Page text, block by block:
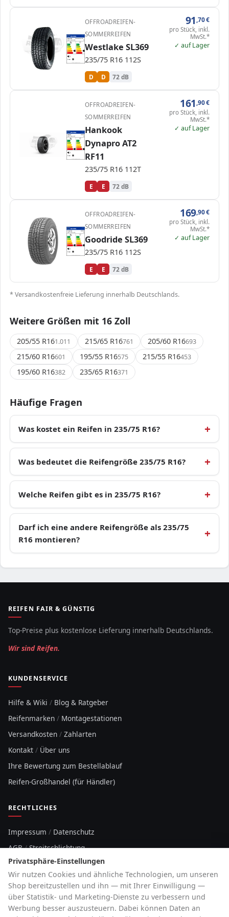
ENERG 1000000
Westlake 03010440101G357…
235/75 R16 112S C1
A
B
C
D
D
E
A
B
C
D
D
E
72 dB
OFFROADREIFEN-
SOMMERREIFEN
Westlake SL369
235/75 R16 112S
D D 72 dB
91,70€
pro Stück, inkl.
MwSt.*
✓ auf Lager
ENERG 470458
Hankook
1023444
235/75 R16 112T
C1
A
B
C
D
E E
A
B
C
D
E E
72 dB
OFFROADREIFEN-
SOMMERREIFEN
Hankook
Dynapro AT2
RF11
235/75 R16 112T
E E 72 dB
161,90€
pro Stück, inkl.
MwSt.*
✓ auf Lager
ENERG 457907
Goodride
2602949
235/75 R16 112S
C1
A
B
C
D
E E
A
B
C
D
E E
72 dB
OFFROADREIFEN-
SOMMERREIFEN
Goodride SL369
235/75 R16 112S
E E 72 dB
169,90€
pro Stück, inkl.
MwSt.*
✓ auf Lager
* Versandkostenfreie Lieferung innerhalb Deutschlands.
Weitere Größen mit 16 Zoll
205/55 R161.011 215/65 R16761 205/60 R16693
215/60 R16601 195/55 R16575 215/55 R16453
195/60 R16382 235/65 R16371
Häufige Fragen
Was kostet ein Reifen in 235/75 R16?
Was bedeutet die Reifengröße 235/75 R16?
Welche Reifen gibt es in 235/75 R16?
Darf ich eine andere Reifengröße als 235/75
R16 montieren?
REIFEN FAIR & GÜNSTIG
Top-Preise plus kostenlose Lieferung innerhalb Deutschlands.
Wir sind Reifen.
KUNDENSERVICE
Hilfe & Wiki / Blog & Ratgeber
Reifenmarken / Montagestationen
Versandkosten / Zahlarten
Kontakt / Über uns
Ihre Bewertung zum Bestellablauf
Reifen-Großhandel (für Händler)
RECHTLICHES
Impressum / Datenschutz
AGB/Streitschlichtung
Sitemap
Cookie-Hinweis
HOTLINE
Privatsphäre-Einstellungen
Wir nutzen Cookies und ähnliche Technologien, um unseren
Shop bereitzustellen und ihn — mit Ihrer Einwilligung —
über Statistik- und Marketing-Dienste zu verbessern und
Werbung besser auszusteuern. Dabei können Daten an